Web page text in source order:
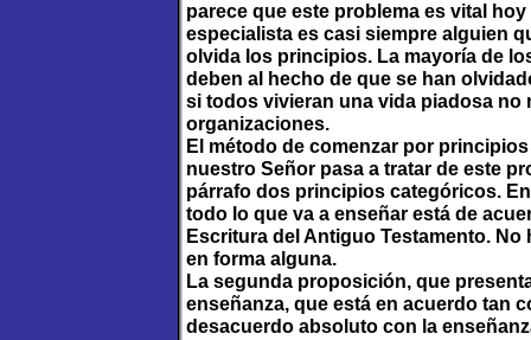
parece que este problema es vital
especialista es casi siempre alguien
olvida los principios. La mayoría de
deben al hecho de que se han
si todos vivieran una vida piadosa
organizaciones.
El método de comenzar por
nuestro Señor pasa a tratar de este
párrafo dos principios categóricos.
todo lo que va a enseñar está de
Escritura del Antiguo Testamento.
en forma alguna.
La segunda proposición, que
enseñanza, que está en acuerdo tan
desacuerdo absoluto con la